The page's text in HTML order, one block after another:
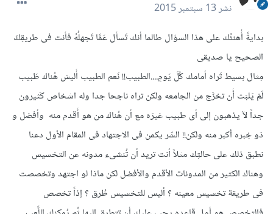
نشر13 سبتمبر 2015
بدايةً أُهنئُك على هذا السؤال طالما أنك تَسأل عَمَّا تَجهلُهُ فأنت فى طريقِكَ
الصحيح يا صديقى
مِثال بسيط تَراه أمامك كُلَ يَومٍ....الطبيب!! نَعم الطبيب أَليسَ هُناك طَبيب
لَمْ يَلبَث أَن تخرَّج من الجامعه ولكن تراه ناجحا جدا وله اشخاص كَثيرون
جداً لآ يذهبون إلى أى طبيب غيرَه مع أن هُناك من هو أَقدم منه وأفضل و
ذو خِبره أكبر منه ولكن!! السِّر يكمن فى الاجتهاد فى المقام الأول دعنا
نطبق ذلك على حالتِك مثلاً أنت تريد أن تُنشىء مدونه عن التخسيس
وهناك الكثير من المدونات الأقدم والأفضل لكن ماذا لو اجتهد وتخصصت
فى طريقة تخسيس معينه ؟ أليس للتخسيس طُرق ؟ إذاً تخصص